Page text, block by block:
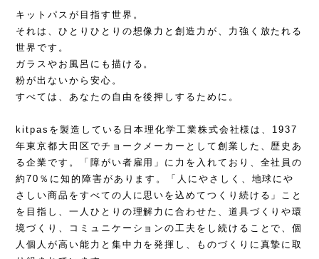
キットパスが目指す世界。
それは、ひとりひとりの想像力と創造力が、力強く放たれる
世界です。
ガラスやお風呂にも描ける。
粉が出ないから安心。
すべては、あなたの自由を後押しするために。
kitpasを製造している日本理化学工業株式会社様は、1937
年東京都大田区でチョークメーカーとして創業した、歴史あ
る企業です。「障がい者雇用」に力を入れており、全社員の
約70％に知的障害があります。「人にやさしく、地球にや
さしい商品をすべての人に思いを込めてつくり続ける」こと
を目指し、一人ひとりの理解力に合わせた、道具づくりや環
境づくり、コミュニケーションの工夫をし続けることで、個
人個人が高い能力と集中力を発揮し、ものづくりに真摯に取